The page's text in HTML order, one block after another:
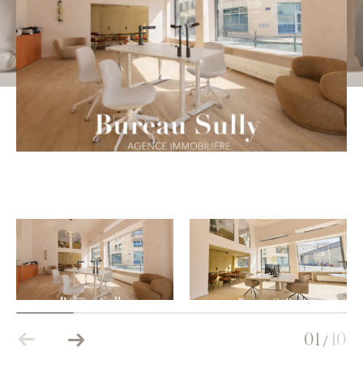
01 / 10
Budget
Budget
Surface
Surface
Pièces
AFFINER LES CRITÈRES
TERRASSE PARKING PISCINE